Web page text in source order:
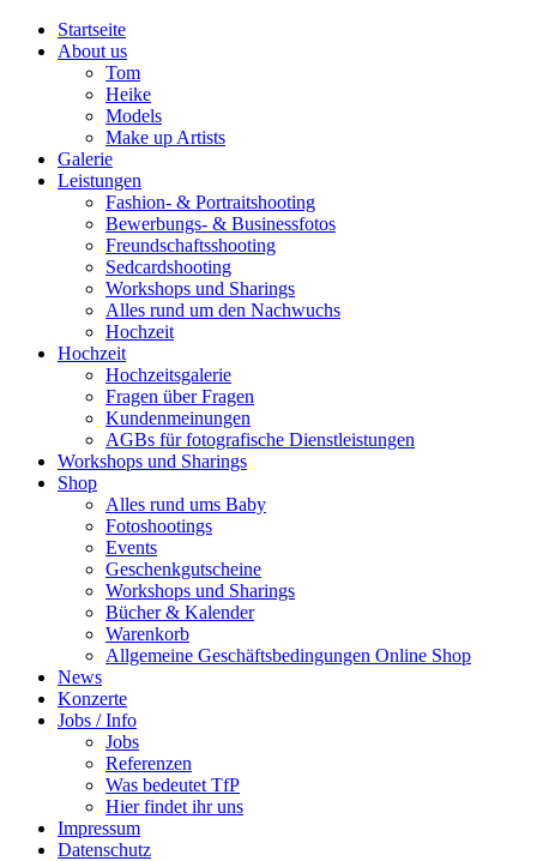
Startseite
About us
Tom
Heike
Models
Make up Artists
Galerie
Leistungen
Fashion- & Portraitshooting
Bewerbungs- & Businessfotos
Freundschaftsshooting
Sedcardshooting
Workshops und Sharings
Alles rund um den Nachwuchs
Hochzeit
Hochzeit
Hochzeitsgalerie
Fragen über Fragen
Kundenmeinungen
AGBs für fotografische Dienstleistungen
Workshops und Sharings
Shop
Alles rund ums Baby
Fotoshootings
Events
Geschenkgutscheine
Workshops und Sharings
Bücher & Kalender
Warenkorb
Allgemeine Geschäftsbedingungen Online Shop
News
Konzerte
Jobs / Info
Jobs
Referenzen
Was bedeutet TfP
Hier findet ihr uns
Impressum
Datenschutz